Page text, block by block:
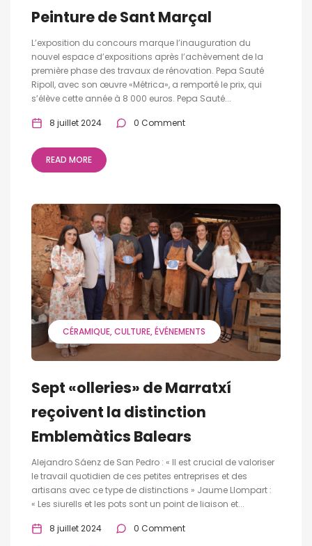
Peinture de Sant Marçal
L’exposition du concours marque l’inauguration du
nouvel espace d’expositions après l’achèvement de la
première phase des travaux de rénovation. Pepa Sauté
Ripoll, avec son œuvre «Métrica», a remporté le prix, qui
s’élève cette année à 8 000 euros. Pepa Sauté...
8 juillet 2024 0 Comment
READ MORE
CÉRAMIQUE CULTURE ÉVÉNEMENTS
Sept «olleries» de Marratxí
reçoivent la distinction
Emblemàtics Balears
Alejandro Sáenz de San Pedro : « Il est crucial de valoriser
le travail quotidien de ces petites entreprises et des
artisans avec ce type de distinctions » Jaume Llompart :
« Les siurells et les pots sont un point de liaison et...
8 juillet 2024 0 Comment